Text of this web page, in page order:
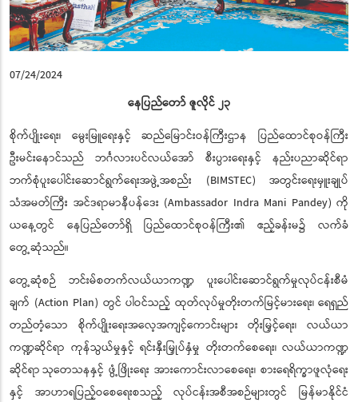
07/24/2024
နေပြည်တော် ဇူလိုင် ၂၃
စိုက်ပျိုးရေး၊ မွေးမြူရေးနှင့် ဆည်မြောင်းဝန်ကြီးဌာန ပြည်ထောင်စုဝန်ကြီး
ဦးမင်းနောင်သည် ဘင်္ဂလားပင်လယ်အော် စီးပွားရေးနှင့် နည်းပညာဆိုင်ရာ
ဘက်စုံပူးပေါင်းဆောင်ရွက်ရေးအဖွဲ့အစည်း (BIMSTEC) အတွင်းရေးမှူးချုပ်
သံအမတ်ကြီး အင်ဒရာမာနီပန်ဒေး (Ambassador Indra Mani Pandey) ကို
ယနေ့တွင် နေပြည်တော်ရှိ ပြည်ထောင်စုဝန်ကြီး၏ ဧည့်ခန်းမ၌ လက်ခံ
တွေ့ဆုံသည်။
တွေ့ဆုံစဉ် ဘင်းမ်စတက်လယ်ယာကဏ္ဍ ပူးပေါင်းဆောင်ရွက်မှုလုပ်ငန်းစီမံ
ချက် (Action Plan) တွင် ပါဝင်သည့် ထုတ်လုပ်မှုတိုးတက်မြင့်မားရေး၊ ရေရှည်
တည်တံ့သော စိုက်ပျိုးရေးအလေ့အကျင့်ကောင်းများ တိုးမြှင့်ရေး၊ လယ်ယာ
ကဏ္ဍဆိုင်ရာ ကုန်သွယ်မှုနှင့် ရင်းနှီးမြှုပ်နှံမှု တိုးတက်စေရေး၊ လယ်ယာကဏ္ဍ
ဆိုင်ရာ သုတေသနနှင့် ဖွံ့ဖြိုးရေး အားကောင်းလာစေရေး၊ စားရေရိက္ခာဖူလုံရေး
နှင့် အာဟာရပြည့်ဝစေရေးစသည့် လုပ်ငန်းအစီအစဉ်များတွင် မြန်မာနိုင်ငံ